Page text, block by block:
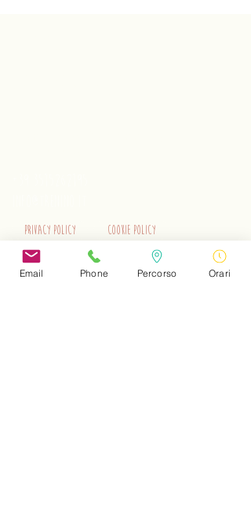
Privacy Policy Cookie Policy
EN Privacy Policy EN Cookie Policy
Email Phone Percorso Orari